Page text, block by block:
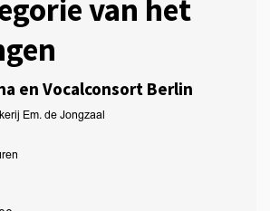
van het
en Vocalconsort Berlin
Em. de Jongzaal